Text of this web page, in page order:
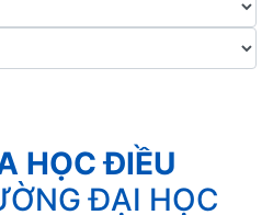
HỌC ĐIỀU
ĐẠI HỌC